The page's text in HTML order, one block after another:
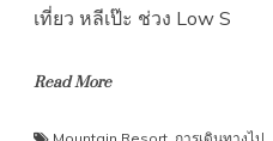
เที่ยว หลีเป๊ะ ช่วง Low S
Read More